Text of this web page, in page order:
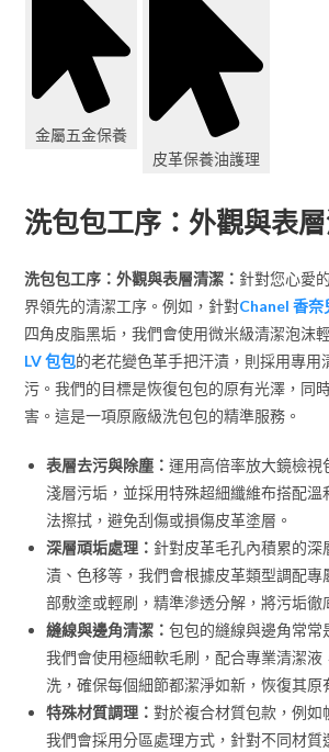
金屬五金保養
皮革保養油護理
洗包包工序：外觀與表
洗包包工序：外觀與表層清潔： 針對您心愛
界領先的清潔工序。例如，針對Chanel 香奈
四角皮脂黑垢，我們會使用微米級清潔泡沫
LV 包包的老花變色革手把汗漬，則採用專用
污。我們的目標是恢復包包的原有光澤，同
害。這是一項原廠級洗包包的精準服務。
表層去污與除塵：運用高倍率放大鏡檢視
淺層污垢，並採用特殊超細纖維布搭配溫
法擦拭，避免刮傷或損傷皮革塗層。
深層頑垢處理： 針對皮革毛孔內積累的深
漬、色移等，我們會根據皮革類型調配專
部敷塗或輕刷，精準滲透分解，將污垢徹
縫線與邊角清潔：包包的縫線與邊角常常
我們會使用極細軟毛刷，配合專業清潔液
洗，確保每個細節都潔淨如新，恢復其原
特殊材質調理：對於複合材質包款，例如
我們會採用分區處理方式，針對不同材質